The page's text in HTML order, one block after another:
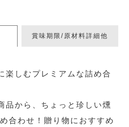
賞味期限/原材料詳細他
楽しむプレミアムな詰め合
品から、ちょっと珍しい燻
合わせ！贈り物におすすめ